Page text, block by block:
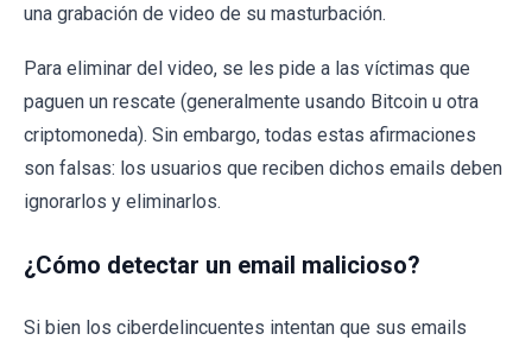
una grabación de video de su masturbación.
Para eliminar del video, se les pide a las víctimas que
paguen un rescate (generalmente usando Bitcoin u otra
criptomoneda). Sin embargo, todas estas afirmaciones
son falsas: los usuarios que reciben dichos emails deben
ignorarlos y eliminarlos.
¿Cómo detectar un email malicioso?
Si bien los ciberdelincuentes intentan que sus emails